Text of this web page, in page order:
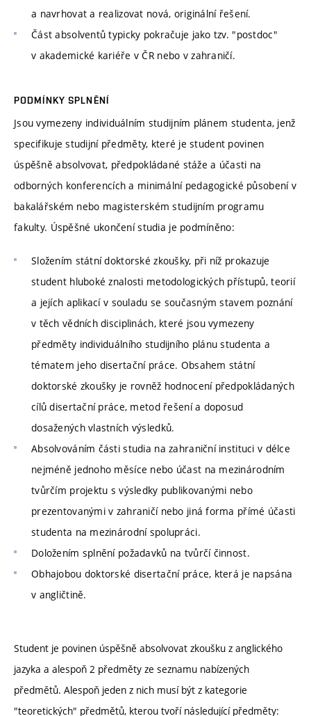
a navrhovat a realizovat nová, originální řešení.
Část absolventů typicky pokračuje jako tzv. "postdoc"
v akademické kariéře v ČR nebo v zahraničí.
PODMÍNKY SPLNĚNÍ
Jsou vymezeny individuálním studijním plánem studenta, jenž
specifikuje studijní předměty, které je student povinen
úspěšně absolvovat, předpokládané stáže a účasti na
odborných konferencích a minimální pedagogické působení v
bakalářském nebo magisterském studijním programu
fakulty. Úspěšné ukončení studia je podmíněno:
Složením státní doktorské zkoušky, při níž prokazuje
student hluboké znalosti metodologických přístupů, teorií
a jejích aplikací v souladu se současným stavem poznání
v těch vědních disciplinách, které jsou vymezeny
předměty individuálního studijního plánu studenta a
tématem jeho disertační práce. Obsahem státní
doktorské zkoušky je rovněž hodnocení předpokládaných
cílů disertační práce, metod řešení a doposud
dosažených vlastních výsledků.
Absolvováním části studia na zahraniční instituci v délce
nejméně jednoho měsíce nebo účast na mezinárodním
tvůrčím projektu s výsledky publikovanými nebo
prezentovanými v zahraničí nebo jiná forma přímé účasti
studenta na mezinárodní spolupráci.
Doložením splnění požadavků na tvůrčí činnost.
Obhajobou doktorské disertační práce, která je napsána
v angličtině.
Student je povinen úspěšně absolvovat zkoušku z anglického
jazyka a alespoň 2 předměty ze seznamu nabízených
předmětů. Alespoň jeden z nich musí být z kategorie
"teoretických" předmětů, kterou tvoří následující předměty: